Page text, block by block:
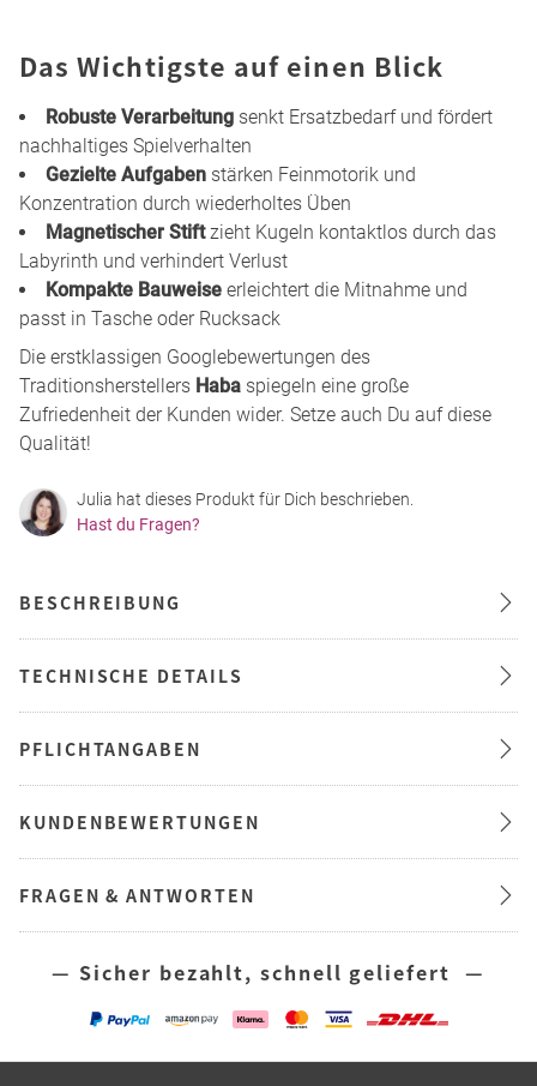
Das Wichtigste auf einen Blick
Robuste Verarbeitung senkt Ersatzbedarf und fördert
nachhaltiges Spielverhalten
Gezielte Aufgaben stärken Feinmotorik und
Konzentration durch wiederholtes Üben
Magnetischer Stiftzieht Kugeln kontaktlos durch das
Labyrinth und verhindert Verlust
Kompakte Bauweise erleichtert die Mitnahme und
passt in Tasche oder Rucksack
Die erstklassigen Googlebewertungen des
Traditionsherstellers Haba spiegeln eine große
Zufriedenheit der Kunden wider. Setze auch Du auf diese
Qualität!
Julia hat dieses Produkt für Dich beschrieben.
Hast du Fragen?
BESCHREIBUNG
TECHNISCHE DETAILS
PFLICHTANGABEN
KUNDENBEWERTUNGEN
FRAGEN & ANTWORTEN
— Sicher bezahlt, schnell geliefert —